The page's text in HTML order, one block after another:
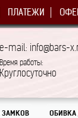
ПЛАТЕЖИ
e-mail: info@bars-
Время работы:
Круглосуточно
ЗАМКОВ ОБИВКА